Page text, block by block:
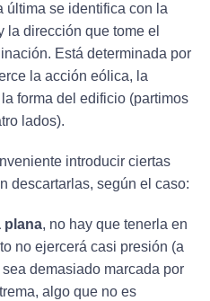
última se identifica con la
la dirección que tome el
Está determinada por
la acción eólica, la
forma del edificio (partimos
lados).
introducir ciertas
descartarlas, según el caso:
plana, no hay que tenerla en
no ejercerá casi presión (a
demasiado marcada por
algo que no es